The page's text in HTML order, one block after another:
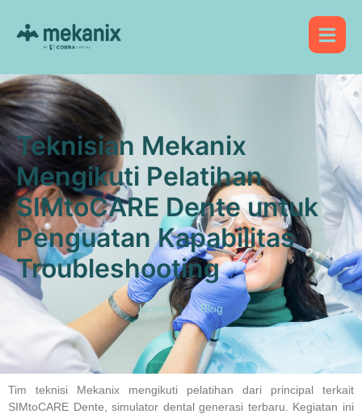
Teknisian Mekanix
Mengikuti Pelatihan
SIMtoCARE Dente untuk
Penguatan Kapabilitas
Troubleshooting
Home Blog
Tim teknisi Mekanix mengikuti pelatihan dari principal terkait
SIMtoCARE Dente , simulator dental generasi terbaru. Kegiatan ini